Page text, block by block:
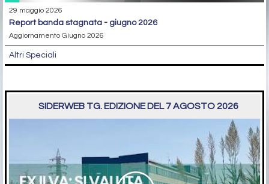
29 maggio 2026
report banda stagnata - giugno 2026
Aggiornamento Giugno 2026
Altri Speciali
SIDERWEB TG. EDIZIONE DEL 7 AGOSTO 2026